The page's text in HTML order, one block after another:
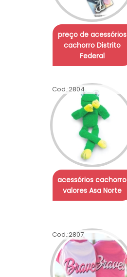
preço de acessórios
cachorro Distrito
Federal
Cod.:2804
acessórios cachorro
valores Asa Norte
Cod.:2807